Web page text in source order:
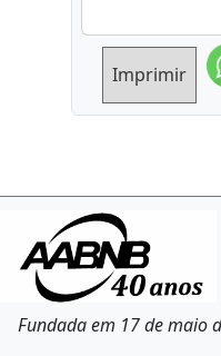
Imprimir
Fundada em 17 de maio